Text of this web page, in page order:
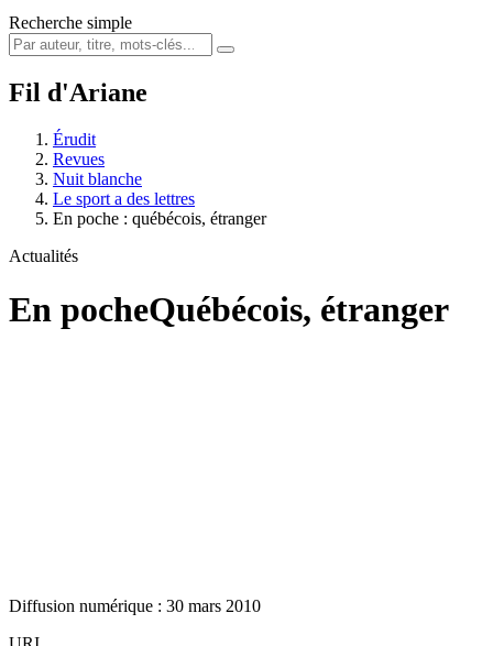
Recherche simple
Fil d'Ariane
Érudit
Revues
Nuit blanche
Le sport a des lettres
En poche : québécois, étranger
Actualités
En pocheQuébécois, étranger
Diffusion numérique : 30 mars 2010